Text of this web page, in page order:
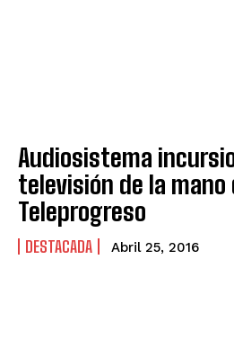
Audiosistema
televisión de la mano
Teleprogreso
DESTACADA Abril 25, 2016